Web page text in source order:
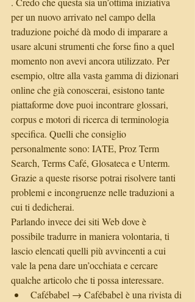
per un nuovo arrivato nel campo della
traduzione poiché dà modo di imparare a
usare alcuni strumenti che forse fino a quel
momento non avevi ancora utilizzato. Per
esempio, oltre alla vasta gamma di dizionari
online che già conoscerai, esistono tante
piattaforme dove puoi incontrare glossari,
corpus e motori di ricerca di terminologia
specifica. Quelli che consiglio
personalmente sono: IATE, Proz Term
Search, Terms Café, Glosateca e Unterm.
Grazie a queste risorse potrai risolvere tanti
problemi e incongruenze nelle traduzioni a
cui ti dedicherai.
Parlando invece dei siti Web dove è
possibile tradurre in maniera volontaria, ti
lascio elencati quelli più avvincenti a cui
vale la pena dare un’occhiata e cercare
qualche articolo che ti possa interessare.
Cafébabel → Cafébabel è una rivista di